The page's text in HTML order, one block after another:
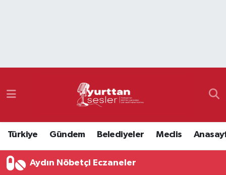
Türkiye Gündem Belediyeler Meclis
Aydın Nöbetçi Eczaneler
Namaz Vakitleri
Süper Lig Puan Durumu ve Fikstür
Tüm Manşetler